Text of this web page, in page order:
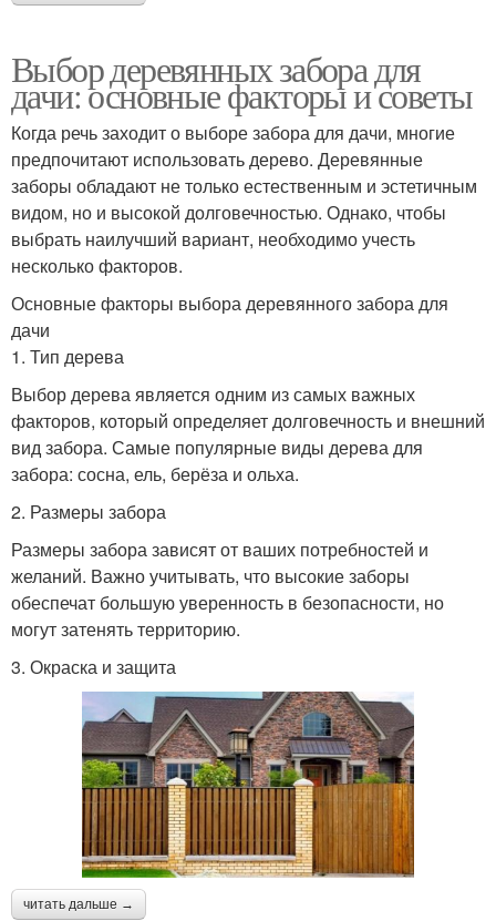
Выбор деревянных забора для
дачи: основные факторы и советы
Когда речь заходит о выборе забора для дачи, многие
предпочитают использовать дерево. Деревянные
заборы обладают не только естественным и эстетичным
видом, но и высокой долговечностью. Однако, чтобы
выбрать наилучший вариант, необходимо учесть
несколько факторов.
Основные факторы выбора деревянного забора для
дачи
1. Тип дерева
Выбор дерева является одним из самых важных
факторов, который определяет долговечность и внешний
вид забора. Самые популярные виды дерева для
забора: сосна, ель, берёза и ольха.
2. Размеры забора
Размеры забора зависят от ваших потребностей и
желаний. Важно учитывать, что высокие заборы
обеспечат большую уверенность в безопасности, но
могут затенять территорию.
3. Окраска и защита
читать дальше →